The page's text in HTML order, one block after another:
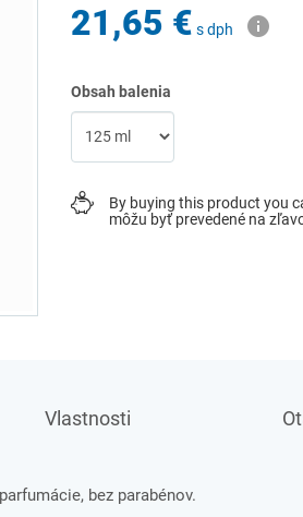
21,65 € s dph
Obsah balenia
By buying this product you
môžu byť prevedené na
Vlastnosti
bez parabénov.